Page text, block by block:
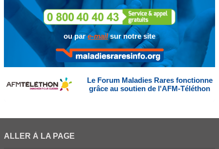
ou pare-mailsur notre site
Le Forum Maladies Rares fonctionne
grâce au soutien de l'AFM-Téléthon
ALLER À LA PAGE